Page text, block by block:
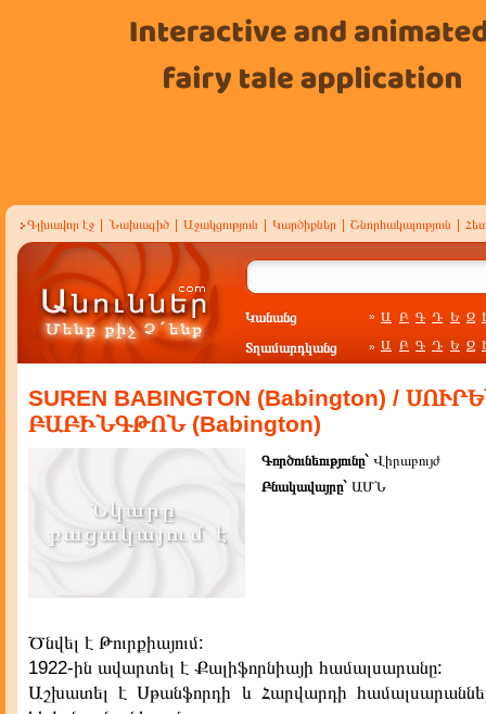
Գլխավոր էջ Նախագիծ Աջակցություն Կարծիքներ Շնորհակալություն
Կանանց » Ա Բ Գ Դ Ե Զ
Տղամարդկանց » Ա Բ Գ Դ Ե Զ
SUREN BABINGTON (Babington) /
ԲԱԲԻՆԳԹՈՆ (Babington)
Գործունեությունը` Վիրաբույժ
Բնակավայրը` ԱՄՆ
Ծնվել է Թուրքիայում:
1922-ին ավարտել է Քալիֆորնիայի համալսարանը:
Աշխատել է Սթանֆորդի և Հարվարդի